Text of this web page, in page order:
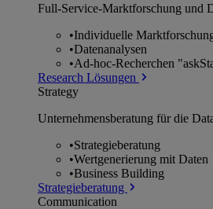
Full-Service-Marktforschung und
•Individuelle
•Datenanalysen
•Ad-hoc-Recherchen
Research Lösungen
Strategy
Unternehmens­beratung für die
•Strategieberatung
•Wertgenerierung mit Daten
•Business Building
Strategieberatung
Communication